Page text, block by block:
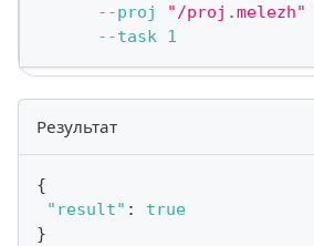
--proj
"/proj.melezh"
--task 1
Результат
{
"result" :
true
}